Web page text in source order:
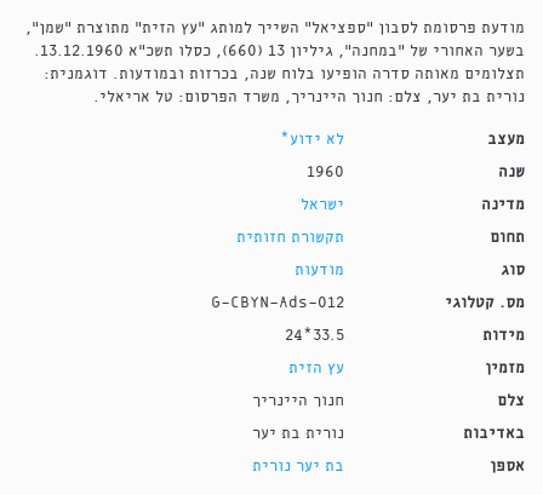
מודעת פרסומת לסבון "ספציאל" השייך למותג "עץ הזית" מתוצרת "שמן",
בשער האחורי של "במחנה", גיליון 13 (660), כסלו תשכ"א 13.12.1960.
תצלומים מאותה סדרה הופיעו בלוח שנה, בכרזות ובמודעות. דוגמנית:
נורית בת יער, צלם: חנוך היינריך, משרד הפרסום: טל אריאלי.
מעצב לא ידוע*
שנה 1960
מדינה ישראל
תחום תקשורת חזותית
סוג מודעות
מס. קטלוגי G-CBYN-Ads-012
מידות 33.5*24
מזמין עץ הזית
צלם חנוך היינריך
באדיבות נורית בת יער
אספן בת יער נורית